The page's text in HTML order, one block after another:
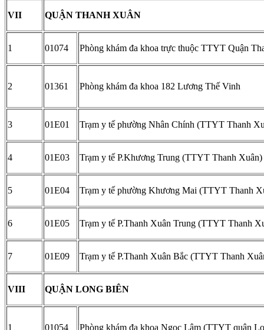
VII QUẬN THANH XUÂN
1 01074 Phòng khám đa khoa trực thuộc TTYT Quận
2 01361 Phòng khám đa khoa 182 Lương Thế Vinh
3 01E01 Trạm y tế phường Nhân Chính (TTYT Thanh
4 01E03 Trạm y tế P.Khương Trung (TTYT Thanh Xuân)
5 01E04 Trạm y tế phường Khương Mai (TTYT Thanh
6 01E05 Trạm y tế P.Thanh Xuân Trung (TTYT Thanh
7 01E09 Trạm y tế P.Thanh Xuân Bắc (TTYT Thanh
VIII QUẬN LONG BIÊN
1 01054 Phòng khám đa khoa Ngọc Lâm (TTYT quận